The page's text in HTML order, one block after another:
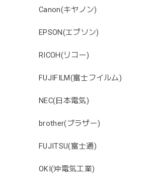
Canon(キヤノン)
EPSON(エプソン)
RICOH(リコー)
FUJIFILM(富士フイルム)
NEC(日本電気)
brother(ブラザー)
FUJITSU(富士通)
OKI(沖電気工業)